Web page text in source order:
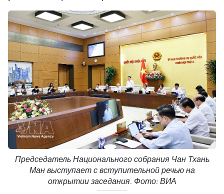
Председатель Национального собрания Чан Тхань
Ман выступает с вступительной речью на
открытии заседания. Фото: ВИА